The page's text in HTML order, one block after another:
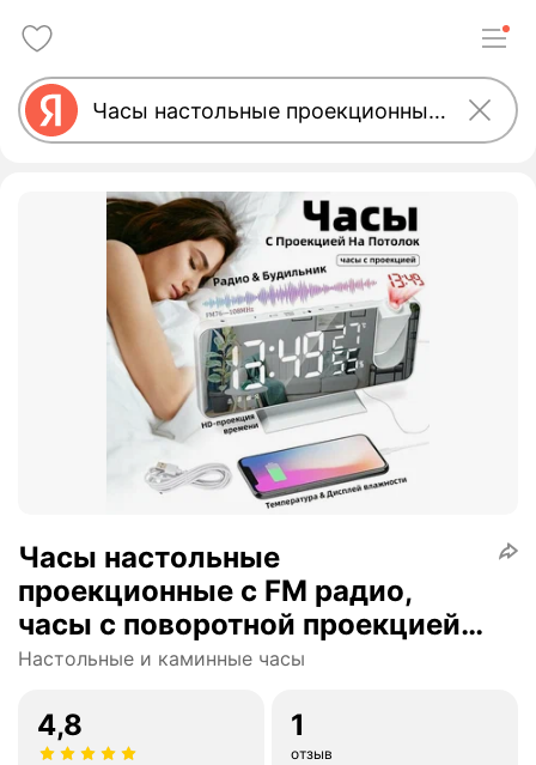
Часы настольные
проекционные с FM радио,
часы с поворотной проекцией
на потолок, часы с датчиком
Поддержка USB-зарядки
Настольные и каминные часы
4,8 1
отзыв